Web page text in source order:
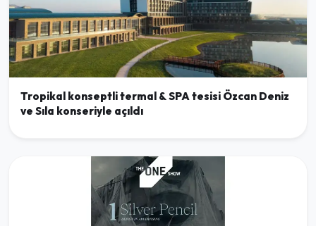
Tropikal konseptli termal & SPA tesisi Özcan Deniz
ve Sıla konseriyle açıldı